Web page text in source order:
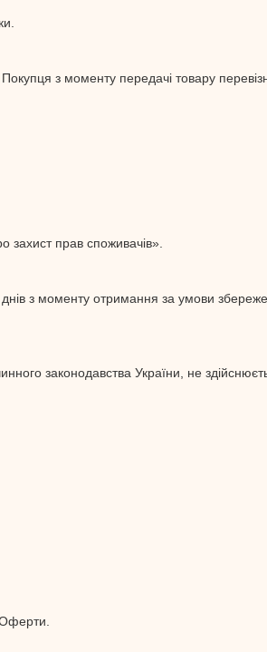
з моменту передачі товару
захист прав споживачів».
з моменту отримання за умови
законодавства України, не